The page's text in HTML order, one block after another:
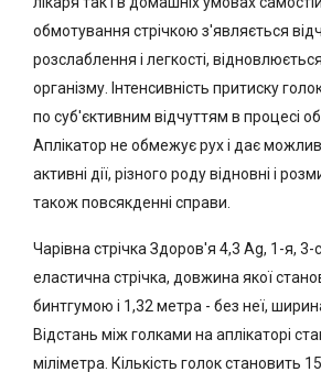
обмотування стрічкою з'являється
розслаблення і легкості,
організму. Інтенсивність притиску
по суб'єктивним відчуттям в процесі
Аплікатор не обмежує рух і дає
активні дії, різного роду відновні і
також повсякденні справи.
Чарівна стрічка Здоров'я 4,3 Ag, 1-я, 3-
еластична стрічка, довжина якої
бинтгумою і 1,32 метра - без неї,
Відстань між голками на аплікаторі
міліметра. Кількість голок становить